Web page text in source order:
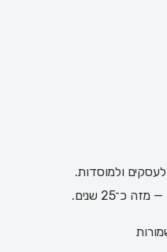
לעסקים ולמוסדות.